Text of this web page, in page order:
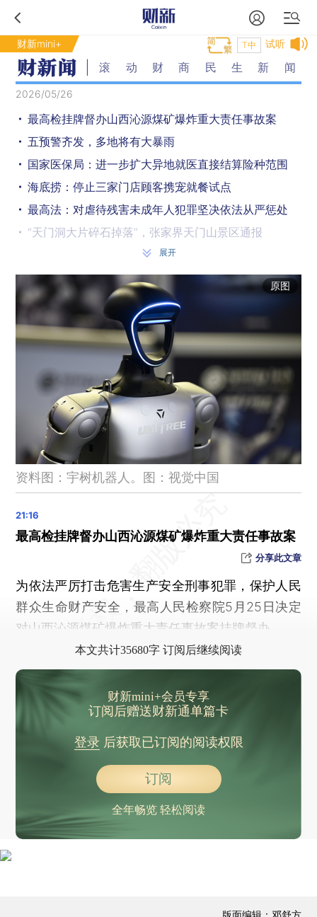
财新mini+ 试听
T中
滚动财商民生新闻
2026/05/26
最高检挂牌督办山西沁源煤矿爆炸重大责任事故案
五预警齐发，多地将有大暴雨
国家医保局：进一步扩大异地就医直接结算险种范围
海底捞：停止三家门店顾客携宠就餐试点
最高法：对虐待残害未成年人犯罪坚决依法从严惩处
“天门洞大片碎石掉落”，张家界天门山景区通报
外媒称伊朗愿意“将浓缩铀移至中国”，外交部回应
美军称对伊朗发动新一轮袭击，外交部回应
伊朗最高领袖：伊朗及抵抗阵线取胜
以军：穆罕默德·阿布·马鲁赫被打死
两人在店铺卫生间内偷拍隐私视频并贩卖牟利，成都警方通报
中国海警依法驱离日非法进入我钓鱼岛领海船只
驾驶员注意，这一新规，6月1日起执行
中国5G基站总数超500万
病逝一年后，朱媛媛获白玉兰奖最佳女配角提名
日本一波音737客机紧急降落，载有169人
广东将两项行政处罚权调整由深圳市街道实施
肖战、白宇、胡歌、杨幂、杨紫、孙俪等确认入围2026白玉兰奖
印度大规模断电，当天全国最高气温达47.6摄氏度
陌生男子当街殴打16岁女孩，西安警方通报
浙江嘉兴一市场发文禁止经营户赴安徽滁州营业，当地市监局通报
展开
原图
资料图：宇树机器人。图：视觉中国
最高检挂牌督办山西沁源煤矿爆炸重大责任事故案
分享此文章
为依法严厉打击危害生产安全刑事犯罪，保护人民
群众生命财产安全，最高人民检察院5月25日决定
对山西沁源煤矿爆炸重大责任事故案挂牌督办。
本文共计35680字 订阅后继续阅读
财新mini+会员专享
订阅后赠送财新通单篇卡
登录后获取已订阅的阅读权限
订阅
全年畅览 轻松阅读
版面编辑：邓舒方